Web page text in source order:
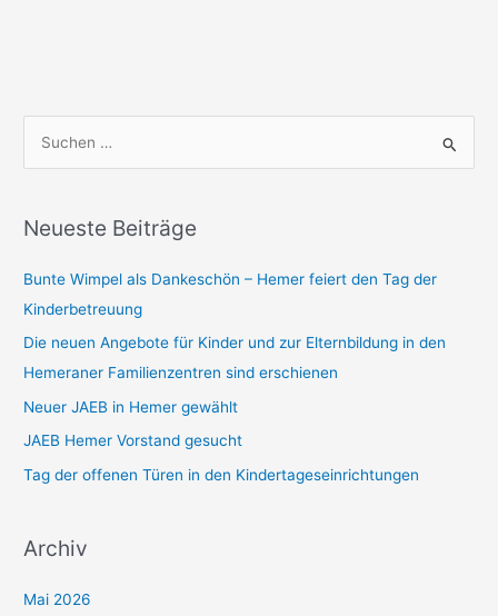
h
n
n
a
c
h
Neueste Beiträge
Bunte Wimpel als Dankeschön – Hemer feiert den Tag der
Kinderbetreuung
Die neuen Angebote für Kinder und zur Elternbildung in den
Hemeraner Familienzentren sind erschienen
Neuer JAEB in Hemer gewählt
JAEB Hemer Vorstand gesucht
Tag der offenen Türen in den Kindertageseinrichtungen
Archiv
Mai 2026